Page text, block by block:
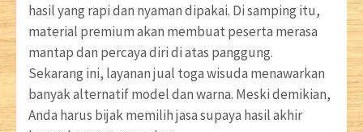
hasil yang rapi dan nyaman dipakai. Di samping itu,
material premium akan membuat peserta merasa
mantap dan percaya diri di atas panggung.
Sekarang ini, layanan jual toga wisuda menawarkan
banyak alternatif model dan warna. Meski demikian,
Anda harus bijak memilih jasa supaya hasil akhir